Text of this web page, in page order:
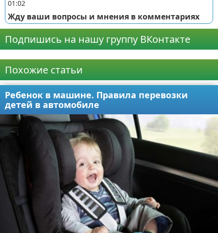
01:02
Жду ваши вопросы и мнения в комментариях
Подпишись на нашу группу ВКонтакте
Похожие статьи
Ребенок в машине. Правила перевозки
детей в автомобиле